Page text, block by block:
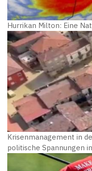
Hurrikan Milton: Eine
Krisenmanagement in
politische Spannungen